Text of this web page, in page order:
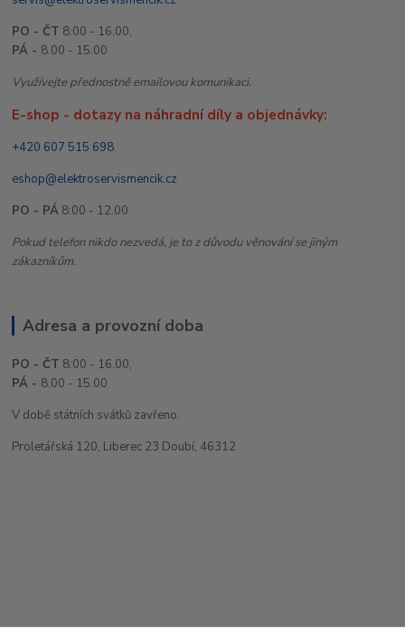
PO - ČT 8:00 - 16.00,
PÁ - 8.00 - 15.00
Využívejte přednostně emailovou komunikaci.
E-shop - dotazy na náhradní díly a objednávky:
+420 607 515 698
eshop@elektroservismencik.cz
PO - PÁ 8:00 - 12.00
Pokud telefon nikdo nezvedá, je to z důvodu věnování se jiným
zákazníkům.
Adresa a provozní doba
PO - ČT 8:00 - 16.00,
PÁ - 8.00 - 15.00
V době státních svátků zavřeno.
Proletářská 120, Liberec 23 Doubí, 46312